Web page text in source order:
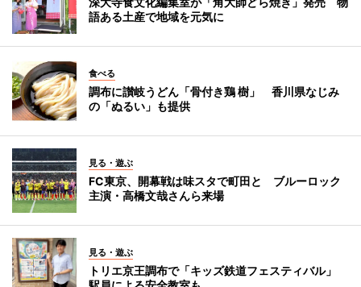
語ある土産で地域を元気に
食べる
調布に讃岐うどん「骨付き鶏 樹」 香川県なじみ
の「ぬるい」も提供
見る・遊ぶ
FC東京、開幕戦は味スタで町田と ブルーロック
主演・高橋文哉さんら来場
見る・遊ぶ
トリエ京王調布で「キッズ鉄道フェスティバル」